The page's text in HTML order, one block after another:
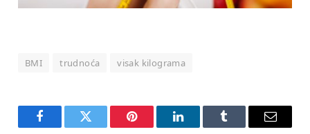
BMI trudnoća visak kilograma
FacebookTwitter Pinterest LinkedInTumblr Email